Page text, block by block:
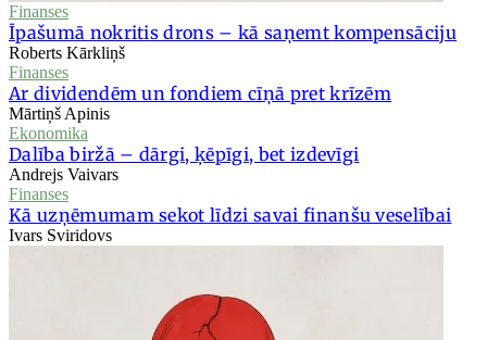
Finanses
Īpašumā nokritis drons – kā saņemt kompensāciju
Roberts Kārkliņš
Finanses
Ar dividendēm un fondiem cīņā pret krīzēm
Mārtiņš Apinis
Ekonomika
Dalība biržā – dārgi, ķēpīgi, bet izdevīgi
Andrejs Vaivars
Finanses
Kā uzņēmumam sekot līdzi savai finanšu veselībai
Ivars Sviridovs